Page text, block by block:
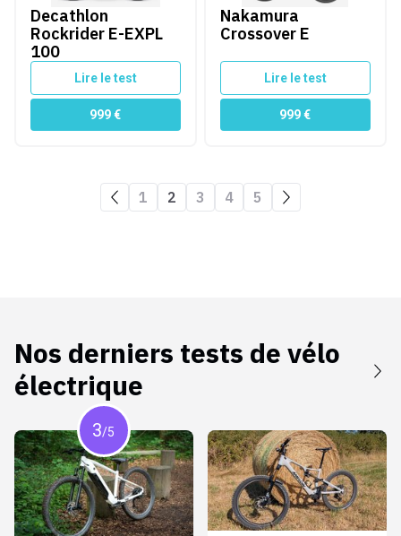
Decathlon
Rockrider E-EXPL
100
Lire le test
999€
Nakamura
Crossover E
Lire le test
999€
1 2 3 4 5
Nos derniers tests de vélo
électrique
3/5